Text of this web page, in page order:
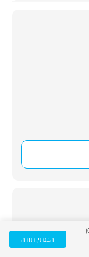
האתר משתמש בעוגיות (Cookies)
הבנתי, תודה